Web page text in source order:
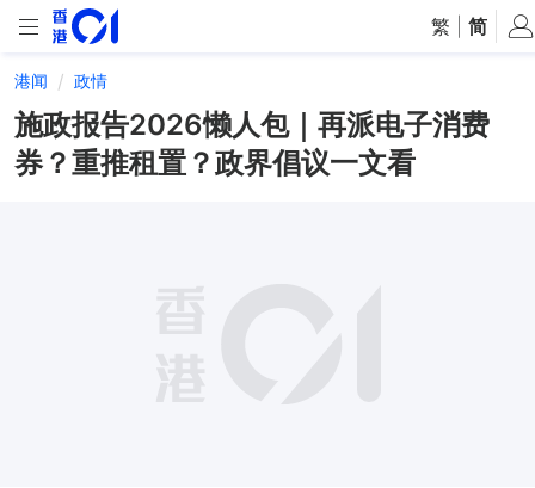
繁 简
港闻 政情
施政报告2026懒人包｜再派电子消费
券？重推租置？政界倡议一文看